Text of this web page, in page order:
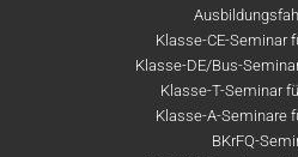
Klasse-CE-Seminar
Klasse-DE/Bus-
Klasse-T-Seminar
Klasse-A-Seminare
BKrFQ-